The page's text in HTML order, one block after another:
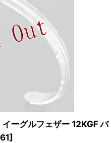
ーグルフェザー 12KGF バ
]